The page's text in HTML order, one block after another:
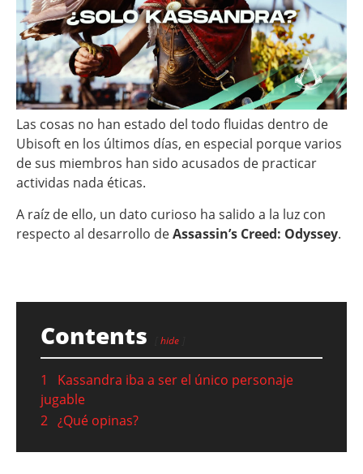
Las cosas no han estado del todo fluidas dentro de
Ubisoft en los últimos días, en especial porque varios
de sus miembros han sido acusados de practicar
actividas nada éticas.
A raíz de ello, un dato curioso ha salido a la luz con
respecto al desarrollo deAssassin’s Creed: Odyssey.
Contents hide
1
Kassandra iba a ser el único personaje
jugable
2 ¿Qué opinas?